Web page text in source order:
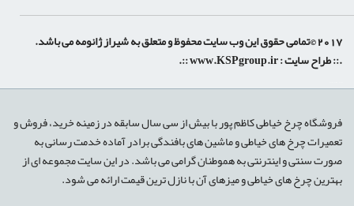
2017 ©تمامی حقوق این وب سایت محفوظ و متعلق به شیراز ژانومه می باشد.
.:: طراح سایت :www.KSPgroup.ir
::.
فروشگاه چرخ خیاطی کاظم پور با بیش از سی سال سابقه در زمینه خرید، فروش و
تعمیرات چرخ های خیاطی و ماشین های بافندگی برادر آماده خدمت رسانی به
صورت سنتی و اینترنتی به هموطنان گرامی می باشد. در این سایت مجموعه ای از
بهترین چرخ های خیاطی و میزهای آن با نازل ترین قیمت ارائه می شود.